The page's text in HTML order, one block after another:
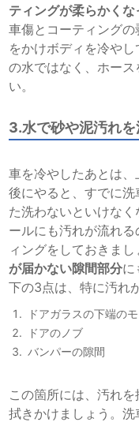
ティングが柔らかく
車傷とコーティング
をかけボディを冷や
の水ではなく、ホー
い。
3.水で砂や泥汚れ
車を冷やしたあとは
後にやると、すでに
た洗わないといけな
ールにも汚れが流れ
ィングをしておきま
が届かない隙間部分に
下の3点は、特に汚れ
ドアガラスの下端の
ドアのノブ
バンパーの隙間
この箇所には、汚れ
拭きかけましょう。